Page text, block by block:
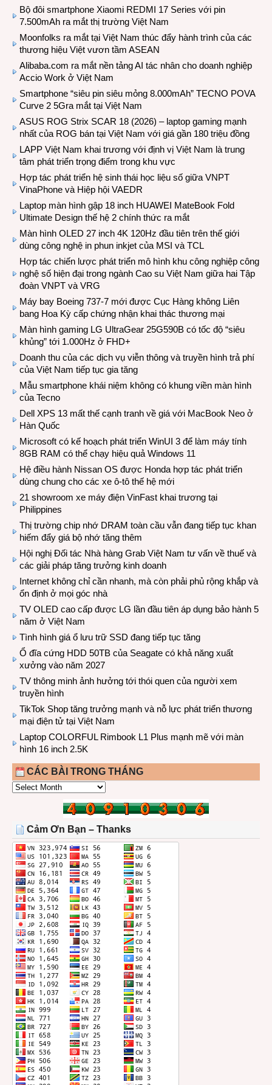
Bộ đôi smartphone Xiaomi REDMI 17 Series với pin
7.500mAh ra mắt thị trường Việt Nam
Moonfolks ra mắt tại Việt Nam thúc đẩy hành trình của các
thương hiệu Việt vươn tầm ASEAN
Alibaba.com ra mắt nền tảng AI tác nhân cho doanh nghiệp
Accio Work ở Việt Nam
Smartphone “siêu pin siêu mỏng 8.000mAh” TECNO POVA
Curve 2 5Gra mắt tại Việt Nam
ASUS ROG Strix SCAR 18 (2026) – laptop gaming mạnh
nhất của ROG bán tại Việt Nam với giá gần 180 triệu đồng
LAPP Việt Nam khai trương với định vị Việt Nam là trung
tâm phát triển trọng điểm trong khu vực
Hợp tác phát triển hệ sinh thái học liệu số giữa VNPT
VinaPhone và Hiệp hội VAEDR
Laptop màn hình gập 18 inch HUAWEI MateBook Fold
Ultimate Design thế hệ 2 chính thức ra mắt
Màn hình OLED 27 inch 4K 120Hz đầu tiên trên thế giới
dùng công nghệ in phun inkjet của MSI và TCL
Hợp tác chiến lược phát triển mô hình khu công nghiệp công
nghệ số hiện đại trong ngành Cao su Việt Nam giữa hai Tập
đoàn VNPT và VRG
Máy bay Boeing 737-7 mới được Cục Hàng không Liên
bang Hoa Kỳ cấp chứng nhận khai thác thương mại
Màn hình gaming LG UltraGear 25G590B có tốc độ “siêu
khủng” tới 1.000Hz ở FHD+
Doanh thu của các dịch vụ viễn thông và truyền hình trả phí
của Việt Nam tiếp tục gia tăng
Mẫu smartphone khái niệm không có khung viền màn hình
của Tecno
Dell XPS 13 mất thế cạnh tranh về giá với MacBook Neo ở
Hàn Quốc
Microsoft có kế hoạch phát triển WinUI 3 để làm máy tính
8GB RAM có thể chạy hiệu quả Windows 11
Hệ điều hành Nissan OS được Honda hợp tác phát triển
dùng chung cho các xe ô-tô thế hệ mới
21 showroom xe máy điện VinFast khai trương tại
Philippines
Thị trường chip nhớ DRAM toàn cầu vẫn đang tiếp tục khan
hiếm đẩy giá bộ nhớ tăng thêm
Hội nghị Đối tác Nhà hàng Grab Việt Nam tư vấn về thuế và
các giải pháp tăng trưởng kinh doanh
Internet không chỉ cần nhanh, mà còn phải phủ rộng khắp và
ổn định ở mọi góc nhà
TV OLED cao cấp được LG lần đầu tiên áp dụng bảo hành 5
năm ở Việt Nam
Tình hình giá ổ lưu trữ SSD đang tiếp tục tăng
Ổ đĩa cứng HDD 50TB của Seagate có khả năng xuất
xưởng vào năm 2027
TV thông minh ảnh hưởng tới thói quen của người xem
truyền hình
TikTok Shop tăng trưởng mạnh và nỗ lực phát triển thương
mại điện tử tại Việt Nam
Laptop COLORFUL Rimbook L1 Plus mạnh mẽ với màn
hình 16 inch 2.5K
CÁC BÀI TRONG THÁNG
CÁC
THÁNG
Cảm Ơn Bạn – Thanks